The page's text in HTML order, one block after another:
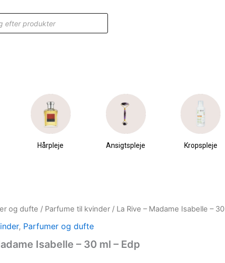
Hårpleje Ansigtspleje Kropspleje
og dufte / Parfume til kvinder / La Rive – Madame Isabelle –
, Parfumer og dufte
Isabelle – 30 ml – Edp
Original
price
was:
Current
price
is: